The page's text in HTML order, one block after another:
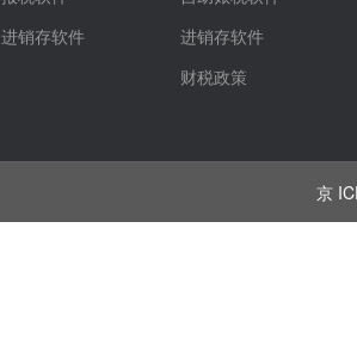
进销存软件
进销存软件
财税政策
京